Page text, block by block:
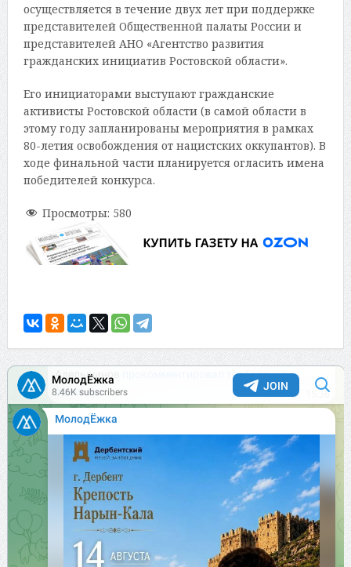
осуществляется в течение двух лет при поддержке
представителей Общественной палаты России и
представителей АНО «Агентство развития
гражданских инициатив Ростовской области».
Его инициаторами выступают гражданские
активисты Ростовской области (в самой области в
этому году запланированы мероприятия в рамках
80-летия освобождения от нацистских оккупантов). В
ходе финальной части планируется огласить имена
победителей конкурса.
Просмотры: 580